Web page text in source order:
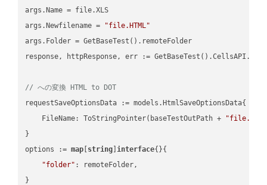
args.Name = file.XLS
args.Newfilename =
"file.HTML"
args.Folder = GetBaseTest().remoteFolder
response, httpResponse, err :=
// への変換 HTML to DOT
requestSaveOptionsData := models.HtmlSaveOptionsData{
    FileName: ToStringPointer(baseTestOutPath +
}
options := map string ]interface{}{
"folder" : remoteFolder,
}